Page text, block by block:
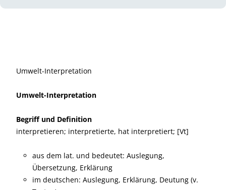
Umwelt-Interpretation
Umwelt-Interpretation
Begriff und Definition
interpretieren; interpretierte, hat interpretiert; [Vt]
aus dem lat. und bedeutet: Auslegung,
Übersetzung, Erklärung
im deutschen: Auslegung, Erklärung, Deutung (v.